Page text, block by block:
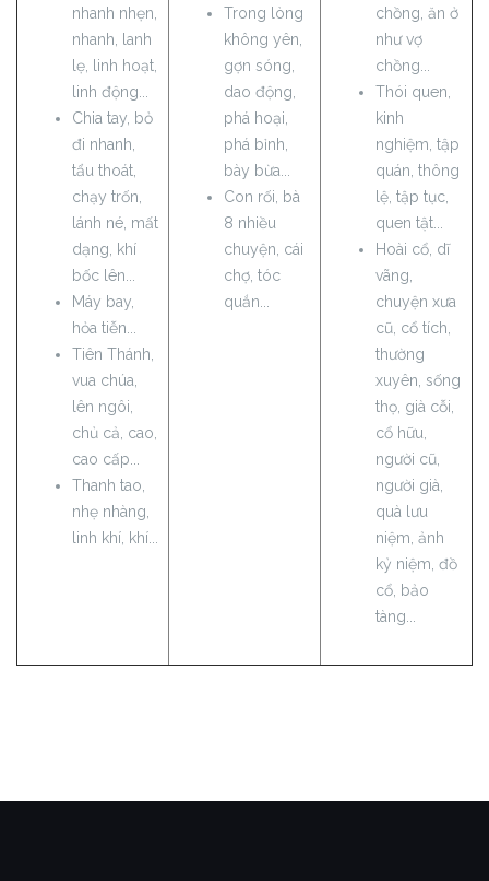
nhanh nhẹn,
nhanh, lanh
lẹ, linh hoạt,
linh động...
Chia tay, bỏ
đi nhanh,
tẩu thoát,
chạy trốn,
lánh né, mất
dạng, khí
bốc lên...
Máy bay,
hỏa tiễn...
Tiên Thánh,
vua chúa,
lên ngôi,
chủ cả, cao,
cao cấp...
Thanh tao,
nhẹ nhàng,
linh khí, khí...
Trong lòng
không yên,
gợn sóng,
dao động,
phá hoại,
phá bỉnh,
bày bừa...
Con rối, bà
8 nhiều
chuyện, cái
chợ, tóc
quắn...
chồng, ăn ở
như vợ
chồng...
Thói quen,
kinh
nghiệm, tập
quán, thông
lệ, tập tục,
quen tật...
Hoài cổ, dĩ
vãng,
chuyện xưa
cũ, cổ tích,
thường
xuyên, sống
thọ, già cỗi,
cổ hữu,
người cũ,
người già,
quà lưu
niệm, ảnh
kỷ niệm, đồ
cổ, bảo
tàng...